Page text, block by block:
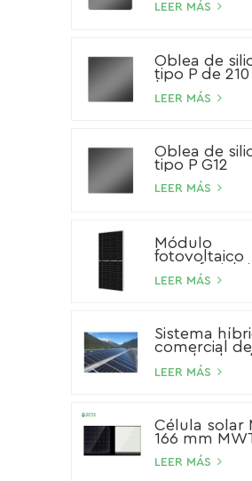
LEER MÁS
Oblea de
tipo P de
* 210 mm
LEER MÁS
Oblea de
tipo P G12
LEER MÁS
Módulo
fotovoltaico
monofacial
de 545 W
LEER MÁS
Sistema
comercial del
panel solar
batería de
100kW
500kW
LEER MÁS
Célula solar
166 mm
LEER MÁS